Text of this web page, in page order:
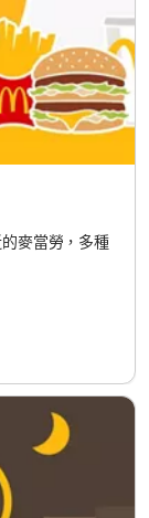
麥當勞，多種